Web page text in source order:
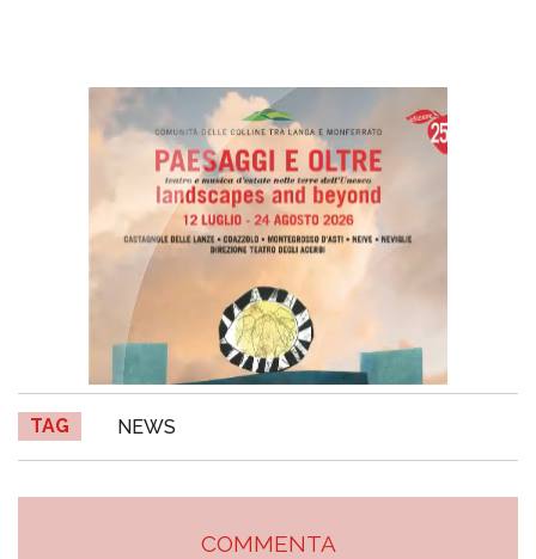
TAG NEWS
COMMENTA